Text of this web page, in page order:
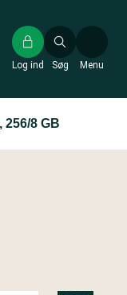
Søg
Log ind Menu
256/8 GB